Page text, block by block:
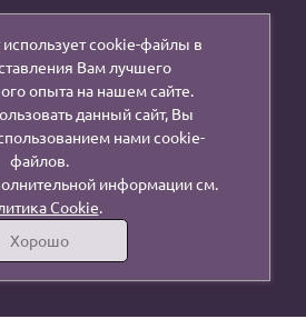
cookie-файлы в
Вам лучшего
опыта на нашем сайте.
данный сайт, Вы
нами cookie-
файлов.
информации см.
Cookie.
Хорошо